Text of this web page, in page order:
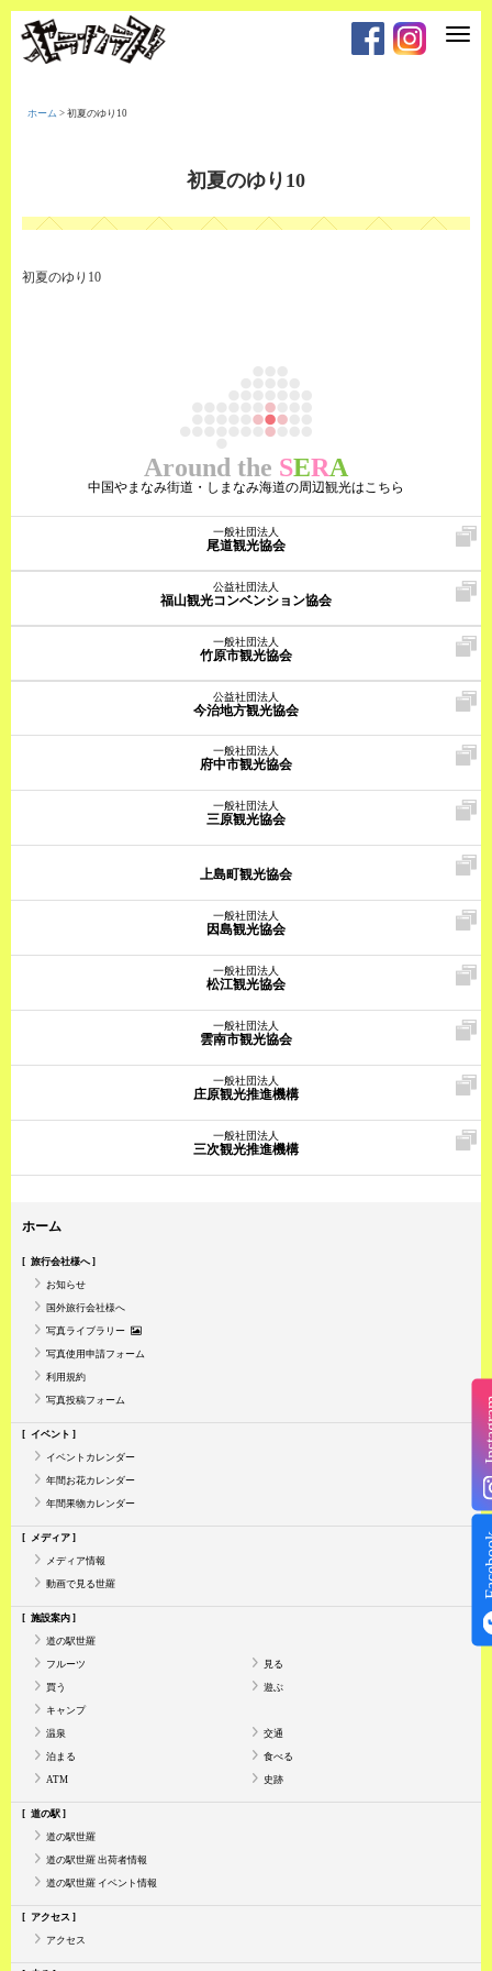
T
t
i
ホーム > 初夏のゆり10
初夏のゆり10
初夏のゆり10
Around the SERA
中国やまなみ街道・しまなみ海道の周辺観光はこちら
一般社団法人
尾道観光協会
公益社団法人
福山観光コンベンション協会
一般社団法人
竹原市観光協会
公益社団法人
今治地方観光協会
一般社団法人
府中市観光協会
一般社団法人
三原観光協会
上島町観光協会
一般社団法人
因島観光協会
一般社団法人
松江観光協会
一般社団法人
雲南市観光協会
一般社団法人
庄原観光推進機構
一般社団法人
三次観光推進機構
ホーム
旅行会社様へ
お知らせ
国外旅行会社様へ
写真ライブラリー
写真使用申請フォーム
利用規約
写真投稿フォーム
イベント
イベントカレンダー
年間お花カレンダー
年間果物カレンダー
メディア
メディア情報
動画で見る世羅
施設案内
道の駅世羅
フルーツ 見る
買う 遊ぶ
キャンプ
温泉 交通
泊まる 食べる
ATM 史跡
道の駅
道の駅世羅
道の駅世羅 出荷者情報
道の駅世羅 イベント情報
アクセス
アクセス